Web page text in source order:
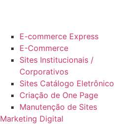
E-commerce Express
E-Commerce
Sites Institucionais /
Corporativos
Sites Catálogo Eletrônico
Criação de One Page
Manutenção de Sites
Marketing Digital